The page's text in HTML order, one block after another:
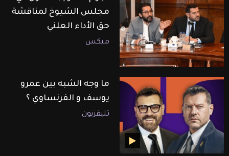
مجلس الشيوخ لمناقشة
حق الأداء العلني
ميكس
ما وجه الشبه بين عمرو
يوسف و الفرنساوي ؟
تليفزيون